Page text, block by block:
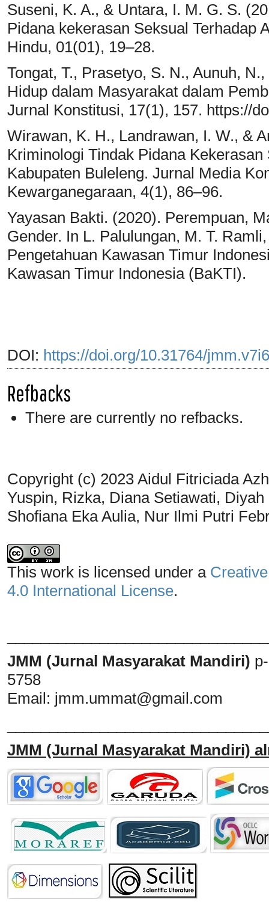
Suseni, K. A., & Untara, I. M. G. S.
Pidana kekerasan Seksual Terhadap
Hindu, 01(01), 19–28.
Tongat, T., Prasetyo, S. N., Aunuh,
Hidup dalam Masyarakat dalam
Jurnal Konstitusi, 17(1), 157. https://
Wirawan, K. H., Landrawan, I. W., &
Kriminologi Tindak Pidana
Kabupaten Buleleng. Jurnal Media
Kewarganegaraan, 4(1), 86–96.
Yayasan Bakti. (2020). Perempuan,
Gender. In L. Palulungan, M. T.
Pengetahuan Kawasan Timur
Kawasan Timur Indonesia (BaKTI).
DOI: https://doi.org/10.31764/
Refbacks
There are currently no refbacks.
Copyright (c) 2023 Aidul Fitriciada
Yuspin, Rizka, Diana Setiawati,
Shofiana Eka Aulia, Nur Ilmi Putri
This work is licensed under a
4.0 International License.
JMM (Jurnal Masyarakat Mandiri)
5758
Email: jmm.ummat@gmail.com
JMM (Jurnal Masyarakat Mandiri)